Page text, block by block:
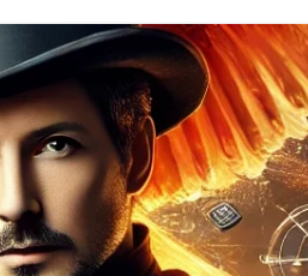
ME CONTACTER